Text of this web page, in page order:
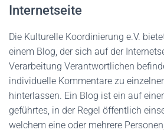
Internetseite
Die Kulturelle Koordinierung e.V.
einem Blog, der sich auf der
Verarbeitung Verantwortlichen
individuelle Kommentare zu
hinterlassen. Ein Blog ist ein auf
geführtes, in der Regel öffentlich
welchem eine oder mehrere